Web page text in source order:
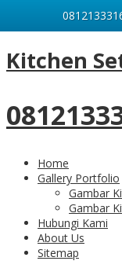
Kitchen
Home
Gallery Portfolio
Gambar
Gambar
Hubungi Kami
About Us
Sitemap